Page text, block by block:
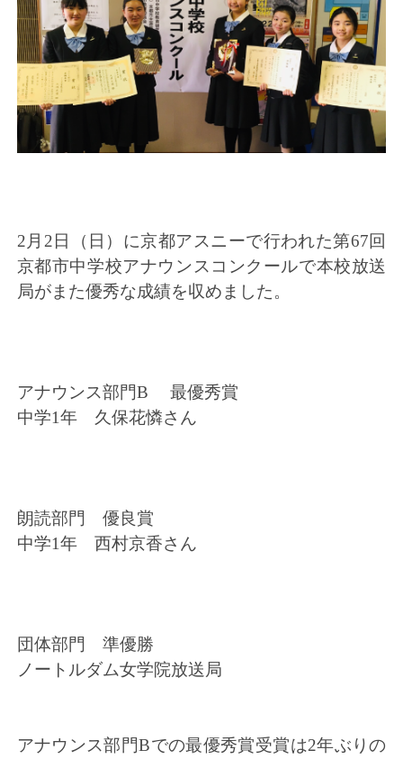
2月2日（日）に京都アスニーで行われた第67回
京都市中学校アナウンスコンクールで本校放送
局がまた優秀な成績を収めました。
アナウンス部門B 最優秀賞
中学1年 久保花憐さん
朗読部門 優良賞
中学1年 西村京香さん
団体部門 準優勝
ノートルダム女学院放送局
アナウンス部門Bでの最優秀賞受賞は2年ぶりの